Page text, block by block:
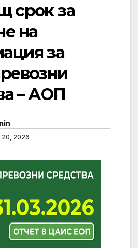
срок за
на
за
– АОП
20, 2026